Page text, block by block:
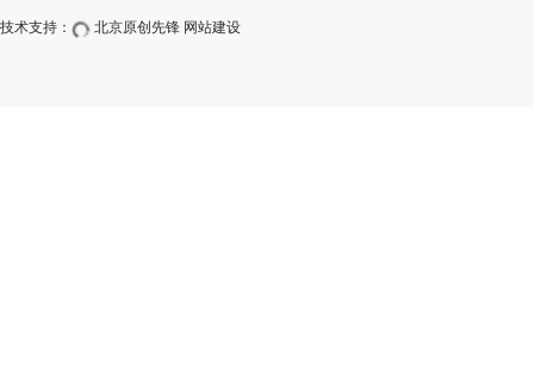
技术支持： 北京原创先锋 网站建设